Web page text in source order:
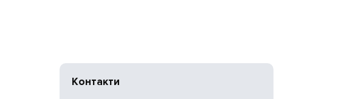
Контакти